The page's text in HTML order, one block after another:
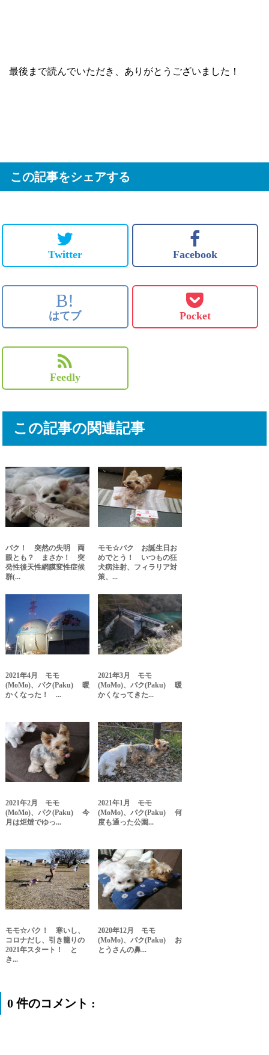
最後まで読んでいただき、ありがとうございました！
この記事をシェアする
Twitter Facebook
B!
はてブ Pocket
Feedly
この記事の関連記事
パク！ 突然の失明 両
眼とも？ まさか！ 突
発性後天性網膜変性症候
群(...
モモ☆パク お誕生日お
めでとう！ いつもの狂
犬病注射、フィラリア対
策、...
2021年4月 モモ
(MoMo)、パク(Paku) 暖
かくなった！ ...
2021年3月 モモ
(MoMo)、パク(Paku) 暖
かくなってきた...
2021年2月 モモ
(MoMo)、パク(Paku) 今
月は炬燵でゆっ...
2021年1月 モモ
(MoMo)、パク(Paku) 何
度も通った公園...
モモ☆パク！ 寒いし、
コロナだし、引き籠りの
2021年スタート！ と
き...
2020年12月 モモ
(MoMo)、パク(Paku) お
とうさんの鼻...
0 件のコメント :